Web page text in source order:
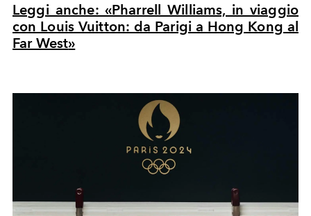
Leggi anche: «Pharrell Williams, in viaggio
con Louis Vuitton: da Parigi a Hong Kong al
Far West»